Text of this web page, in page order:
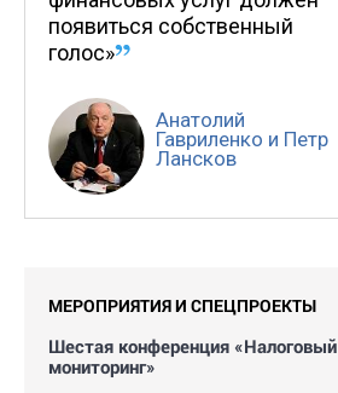
появиться собственный
голос»
Анатолий
Гавриленко и Петр
Лансков
МЕРОПРИЯТИЯ И СПЕЦПРОЕКТЫ
Шестая конференция «Налоговый
мониторинг»